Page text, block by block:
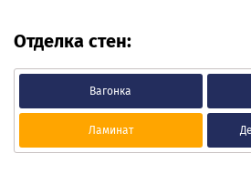
Отделка стен:
Вагонка
Ламинат